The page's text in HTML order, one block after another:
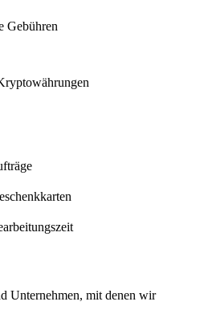
Gebühren
Unternehmen, mit denen wir